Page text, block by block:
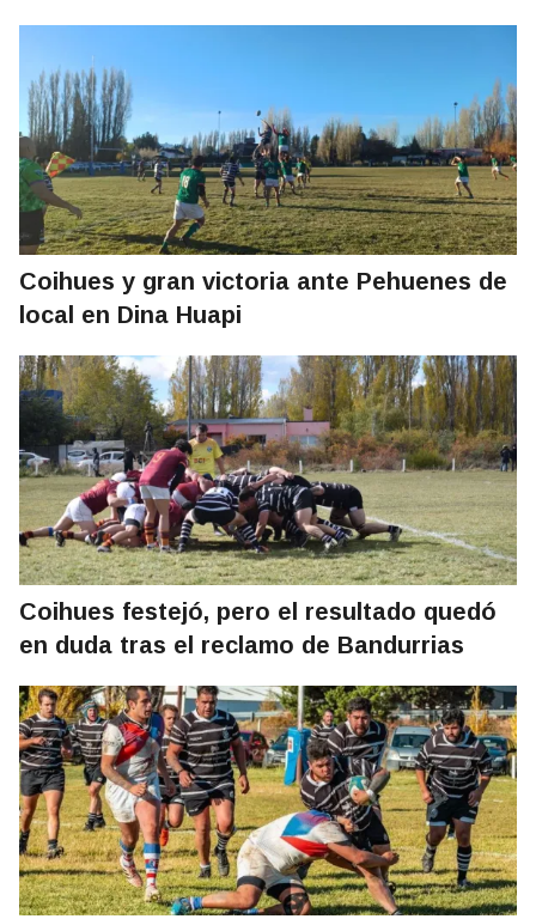
Coihues y gran victoria ante Pehuenes de
local en Dina Huapi
Coihues festejó, pero el resultado quedó
en duda tras el reclamo de Bandurrias